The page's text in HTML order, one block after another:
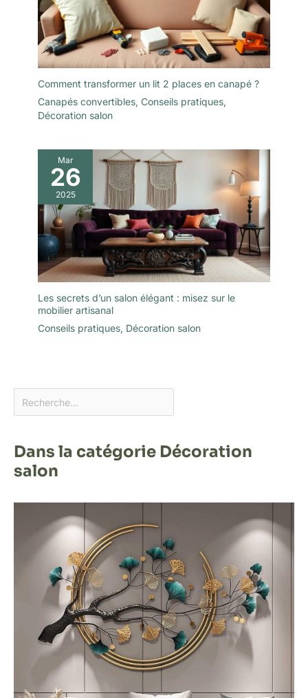
Comment transformer un lit 2 places en canapé ?
Canapés convertibles, Conseils pratiques,
Décoration salon
Mar
26
2025
Les secrets d’un salon élégant : misez sur le
mobilier artisanal
Conseils pratiques, Décoration salon
Dans la catégorie Décoration
salon